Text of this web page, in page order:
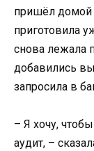
пришёл домой
приготовила
снова лежала
добавились
запросила в
– Я хочу,
аудит, –